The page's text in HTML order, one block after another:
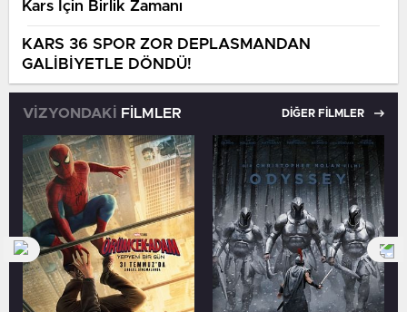
Kars İçin Birlik Zamanı
KARS 36 SPOR ZOR DEPLASMANDAN
GALİBİYETLE DÖNDÜ!
VİZYONDAKİ FİLMLER DİĞER FİLMLER